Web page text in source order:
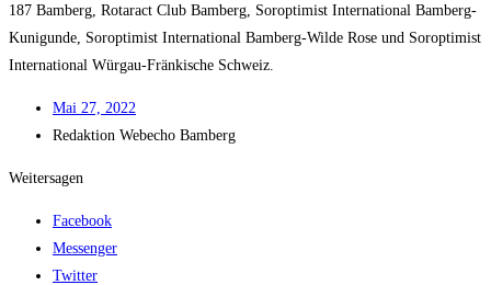
187 Bam­berg, Rota­r­act Club Bam­berg, Sor­op­ti­mist Inter­na­tio­nal Bam­berg-
Kuni­gun­de, Sor­op­ti­mist Inter­na­tio­nal Bam­berg-Wil­de Rose und Sor­op­ti­mist
Inter­na­tio­nal Wür­gau-Frän­ki­sche Schweiz.
Mai 27, 2022
Redak­ti­on Web­echo Bamberg
Weitersagen
Facebook
Messenger
Twitter